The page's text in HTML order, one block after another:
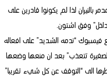
بالنيران لذا لم يكونوا قادرين على
وفق اشتون.
فيسبوك “ندمه الشديد” على افعاله
الصغيرة تتعذب” بعد ان منعها وضعها
الى “التوقف عن كل شيء تقريبا”